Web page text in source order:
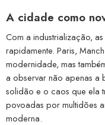
A cidade como
Com a industrialização,
rapidamente. Paris,
modernidade, mas
a observar não apenas a
solidão e o caos que ela
povoadas por multidões
moderna.